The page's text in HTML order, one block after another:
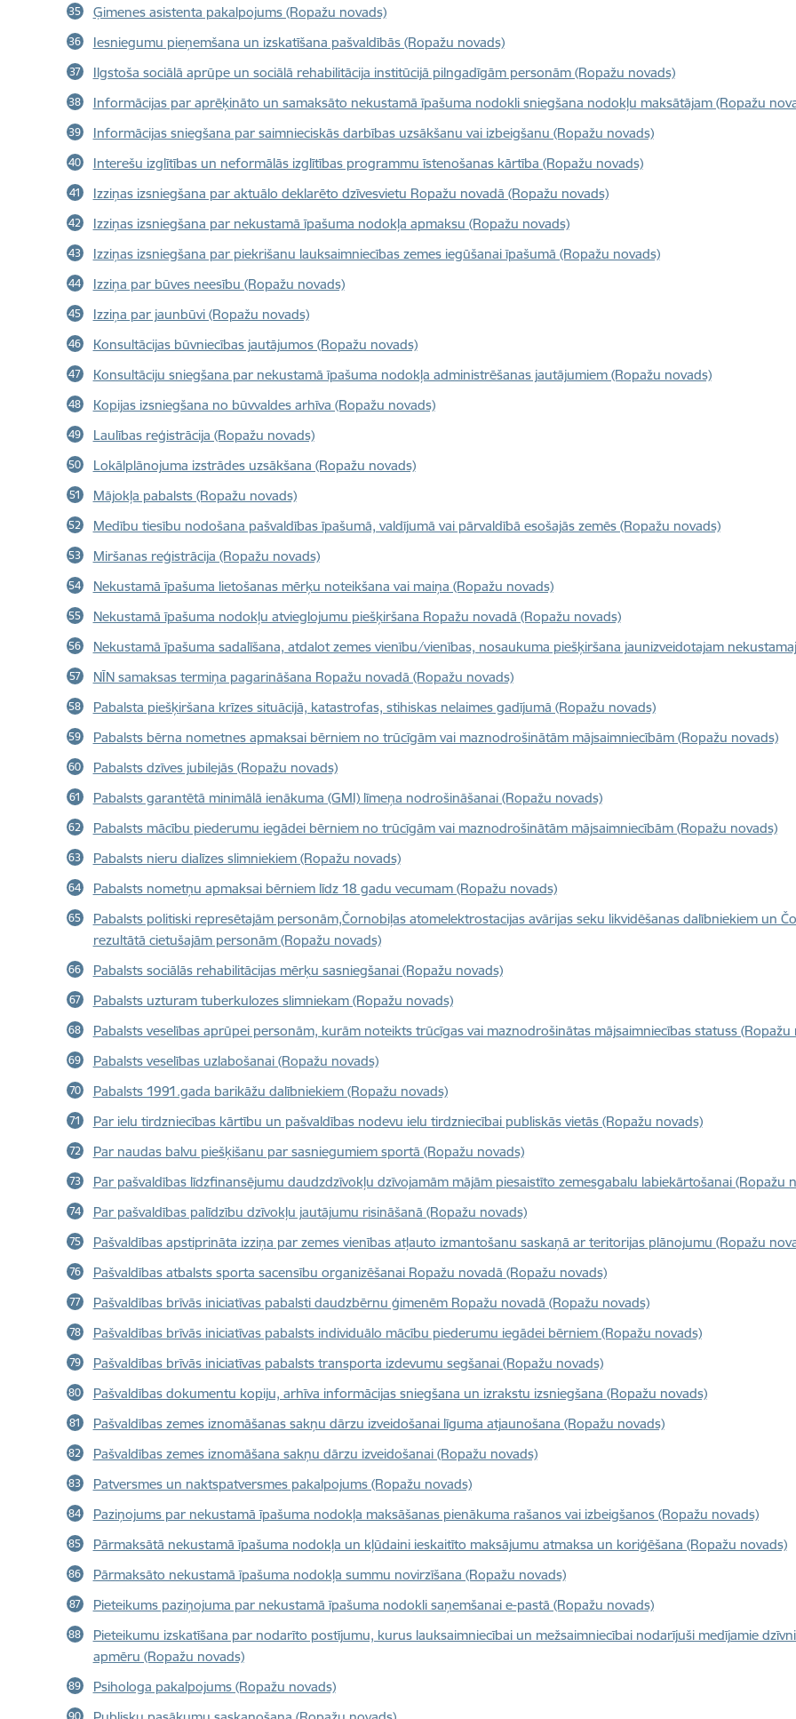
Ģimenes asistenta pakalpojums (Ropažu novads)
Iesniegumu pieņemšana un izskatīšana pašvaldībās (Ropažu novads)
Ilgstoša sociālā aprūpe un sociālā rehabilitācija institūcijā pilngadīgām personām (Ropažu novads)
Informācijas par aprēķināto un samaksāto nekustamā īpašuma nodokli sniegšana nodokļu maksātājam (Ropažu
Informācijas sniegšana par saimnieciskās darbības uzsākšanu vai izbeigšanu (Ropažu novads)
Interešu izglītības un neformālās izglītības programmu īstenošanas kārtība (Ropažu novads)
Izziņas izsniegšana par aktuālo deklarēto dzīvesvietu Ropažu novadā (Ropažu novads)
Izziņas izsniegšana par nekustamā īpašuma nodokļa apmaksu (Ropažu novads)
Izziņas izsniegšana par piekrišanu lauksaimniecības zemes iegūšanai īpašumā (Ropažu novads)
Izziņa par būves neesību (Ropažu novads)
Izziņa par jaunbūvi (Ropažu novads)
Konsultācijas būvniecības jautājumos (Ropažu novads)
Konsultāciju sniegšana par nekustamā īpašuma nodokļa administrēšanas jautājumiem (Ropažu novads)
Kopijas izsniegšana no būvvaldes arhīva (Ropažu novads)
Laulības reģistrācija (Ropažu novads)
Lokālplānojuma izstrādes uzsākšana (Ropažu novads)
Mājokļa pabalsts (Ropažu novads)
Medību tiesību nodošana pašvaldības īpašumā, valdījumā vai pārvaldībā esošajās zemēs (Ropažu novads)
Miršanas reģistrācija (Ropažu novads)
Nekustamā īpašuma lietošanas mērķu noteikšana vai maiņa (Ropažu novads)
Nekustamā īpašuma nodokļu atvieglojumu piešķiršana Ropažu novadā (Ropažu novads)
Nekustamā īpašuma sadalīšana, atdalot zemes vienību/vienības, nosaukuma piešķiršana jaunizveidotajam
NĪN samaksas termiņa pagarināšana Ropažu novadā (Ropažu novads)
Pabalsta piešķiršana krīzes situācijā, katastrofas, stihiskas nelaimes gadījumā (Ropažu novads)
Pabalsts bērna nometnes apmaksai bērniem no trūcīgām vai maznodrošinātām mājsaimniecībām (Ropažu novads)
Pabalsts dzīves jubilejās (Ropažu novads)
Pabalsts garantētā minimālā ienākuma (GMI) līmeņa nodrošināšanai (Ropažu novads)
Pabalsts mācību piederumu iegādei bērniem no trūcīgām vai maznodrošinātām mājsaimniecībām (Ropažu novads)
Pabalsts nieru dialīzes slimniekiem (Ropažu novads)
Pabalsts nometņu apmaksai bērniem līdz 18 gadu vecumam (Ropažu novads)
Pabalsts politiski represētajām personām,Čornobiļas atomelektrostacijas avārijas seku likvidēšanas dalībniekiem un
rezultātā cietušajām personām (Ropažu novads)
Pabalsts sociālās rehabilitācijas mērķu sasniegšanai (Ropažu novads)
Pabalsts uzturam tuberkulozes slimniekam (Ropažu novads)
Pabalsts veselības aprūpei personām, kurām noteikts trūcīgas vai maznodrošinātas mājsaimniecības statuss (Ropažu
Pabalsts veselības uzlabošanai (Ropažu novads)
Pabalsts 1991.gada barikāžu dalībniekiem (Ropažu novads)
Par ielu tirdzniecības kārtību un pašvaldības nodevu ielu tirdzniecībai publiskās vietās (Ropažu novads)
Par naudas balvu piešķišanu par sasniegumiem sportā (Ropažu novads)
Par pašvaldības līdzfinansējumu daudzdzīvokļu dzīvojamām mājām piesaistīto zemesgabalu labiekārtošanai (Ropažu
Par pašvaldības palīdzību dzīvokļu jautājumu risināšanā (Ropažu novads)
Pašvaldības apstiprināta izziņa par zemes vienības atļauto izmantošanu saskaņā ar teritorijas plānojumu (Ropažu
Pašvaldības atbalsts sporta sacensību organizēšanai Ropažu novadā (Ropažu novads)
Pašvaldības brīvās iniciatīvas pabalsti daudzbērnu ģimenēm Ropažu novadā (Ropažu novads)
Pašvaldības brīvās iniciatīvas pabalsts individuālo mācību piederumu iegādei bērniem (Ropažu novads)
Pašvaldības brīvās iniciatīvas pabalsts transporta izdevumu segšanai (Ropažu novads)
Pašvaldības dokumentu kopiju, arhīva informācijas sniegšana un izrakstu izsniegšana (Ropažu novads)
Pašvaldības zemes iznomāšanas sakņu dārzu izveidošanai līguma atjaunošana (Ropažu novads)
Pašvaldības zemes iznomāšana sakņu dārzu izveidošanai (Ropažu novads)
Patversmes un naktspatversmes pakalpojums (Ropažu novads)
Paziņojums par nekustamā īpašuma nodokļa maksāšanas pienākuma rašanos vai izbeigšanos (Ropažu novads)
Pārmaksātā nekustamā īpašuma nodokļa un kļūdaini ieskaitīto maksājumu atmaksa un koriģēšana (Ropažu novads)
Pārmaksāto nekustamā īpašuma nodokļa summu novirzīšana (Ropažu novads)
Pieteikums paziņojuma par nekustamā īpašuma nodokli saņemšanai e-pastā (Ropažu novads)
Pieteikumu izskatīšana par nodarīto postījumu, kurus lauksaimniecībai un mežsaimniecībai nodarījuši medījamie
apmēru (Ropažu novads)
Psihologa pakalpojums (Ropažu novads)